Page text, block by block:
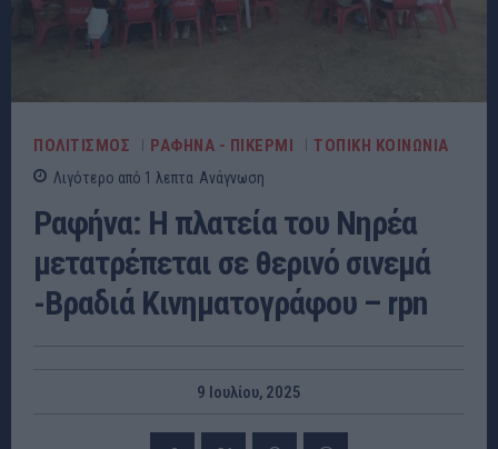
ΠΟΛΙΤΙΣΜΟΣ ΡΑΦΗΝΑ - ΠΙΚΕΡΜΙ ΤΟΠΙΚΗ ΚΟΙΝΩΝΙΑ
Λιγότερο από 1 λεπτα Ανάγνωση
Ραφήνα: Η πλατεία του Νηρέα
μετατρέπεται σε θερινό σινεμά
-Βραδιά Κινηματογράφου – rpn
9 Ιουλίου, 2025